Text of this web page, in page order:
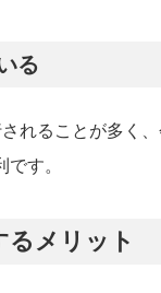
る
れることが多く
す。
るメリット